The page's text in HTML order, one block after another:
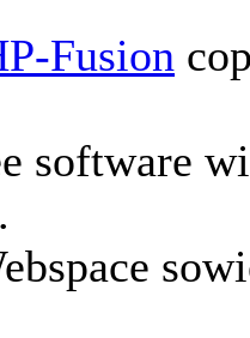
Fusion
software